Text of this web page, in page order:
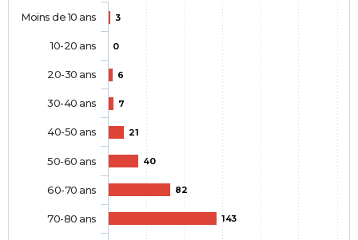
3
0
6
7
21
40
82
143
Moins de 10 ans
10-20 ans
20-30 ans
30-40 ans
40-50 ans
50-60 ans
60-70 ans
70-80 ans